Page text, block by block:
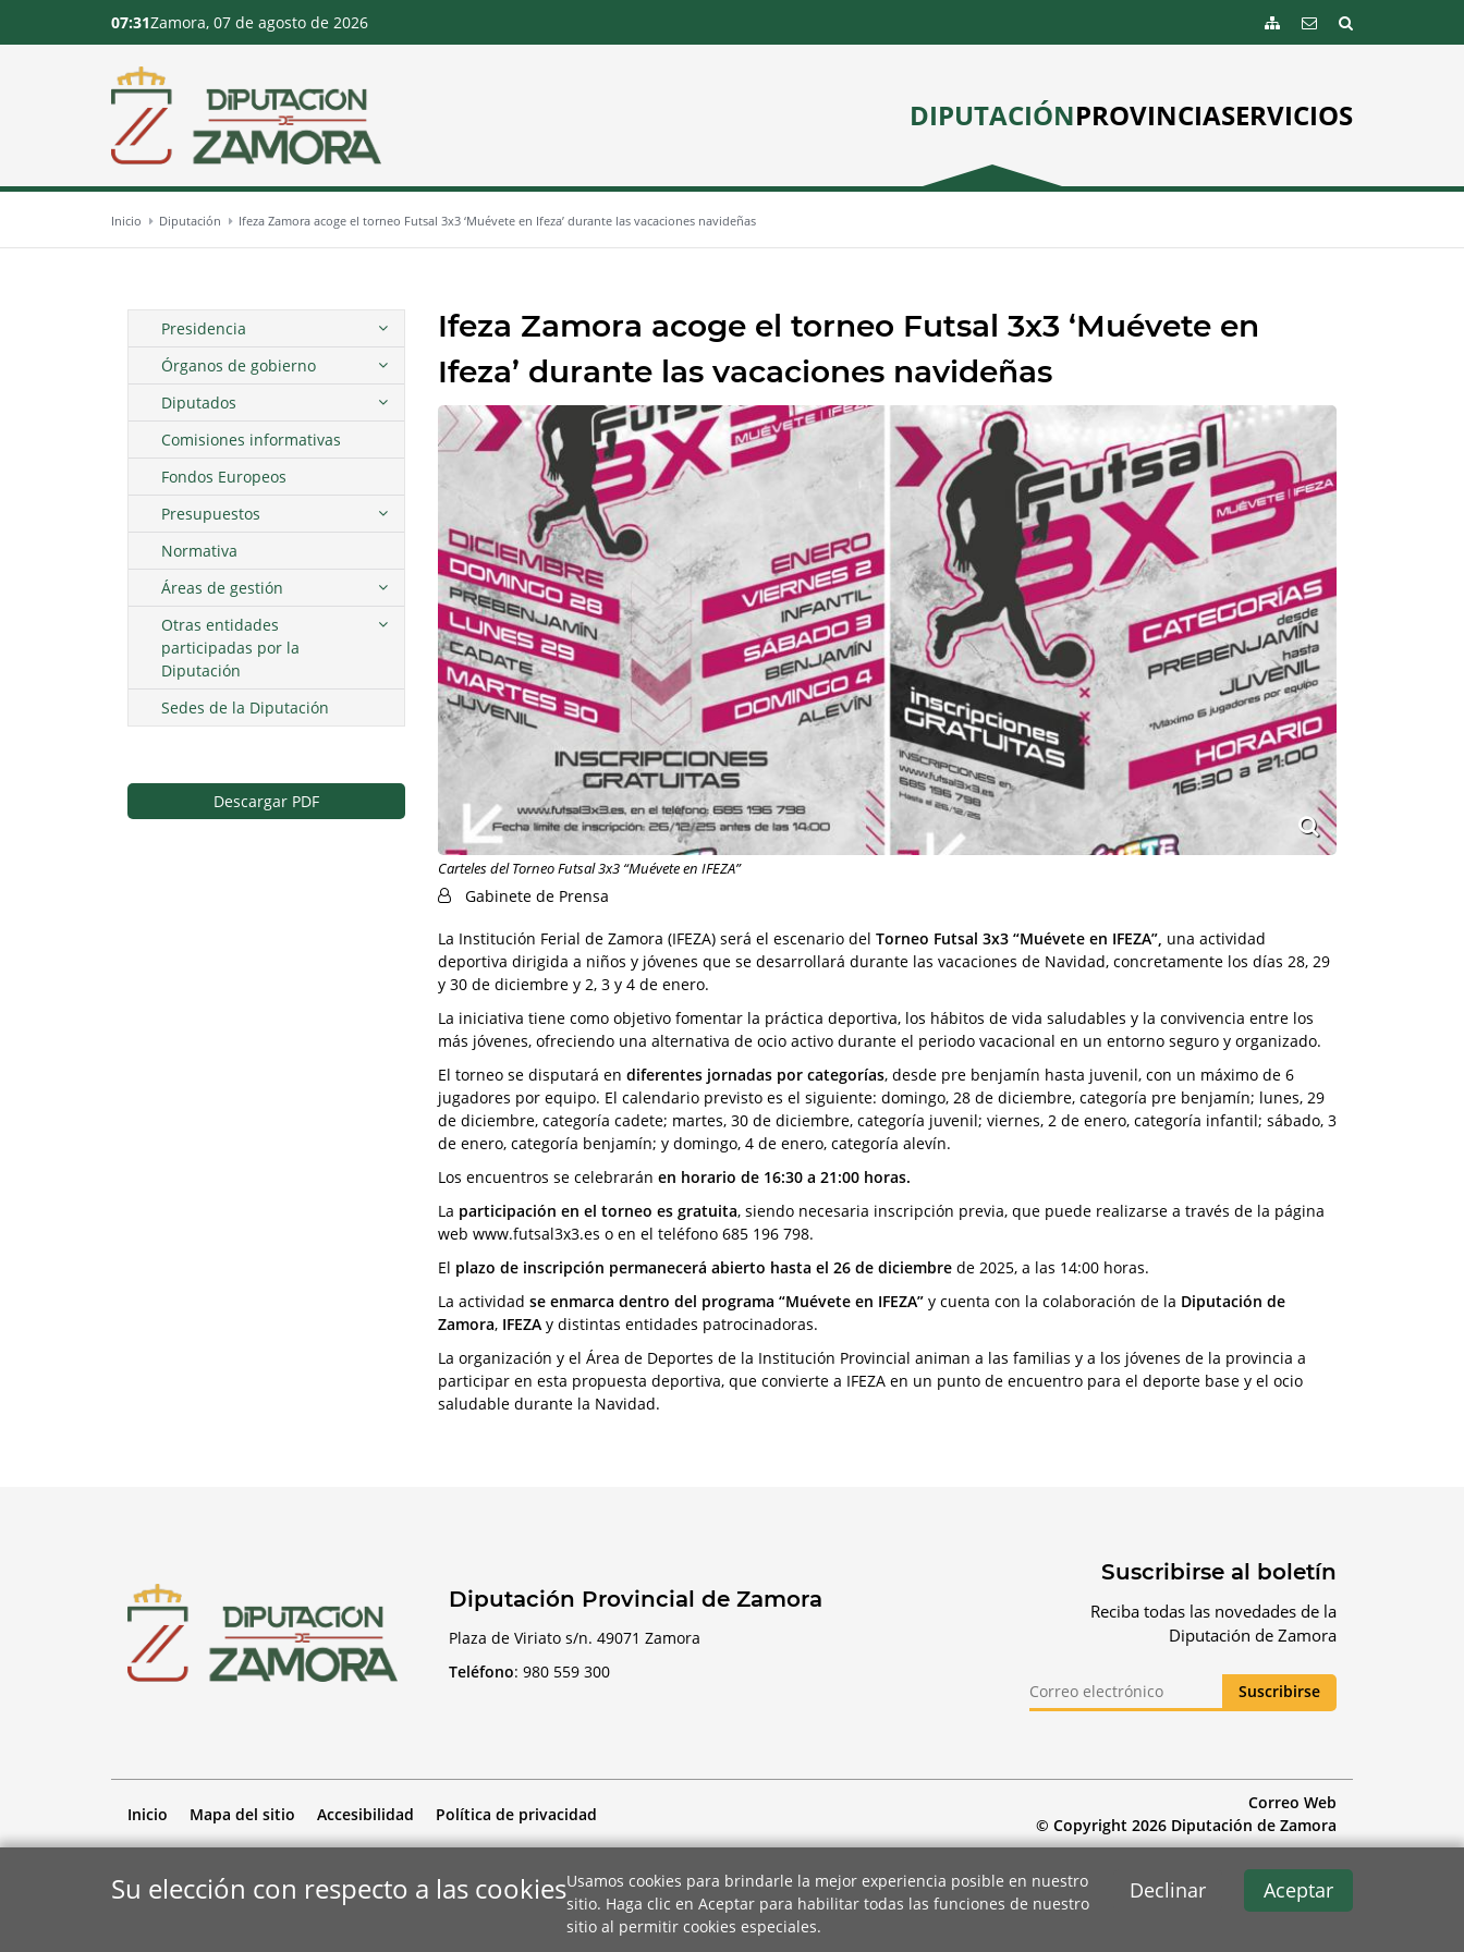
DIPUTACIÓNPROVINCIASERVICIOS
07:31Zamora, 07 de agosto de 2026
Inicio Diputación Ifeza Zamora acoge el torneo Futsal 3x3 ‘Muévete en Ifeza’ durante las vacaciones navideñas
Ifeza Zamora acoge el torneo Futsal 3x3 ‘Muévete en
Ifeza’ durante las vacaciones navideñas
Carteles del Torneo Futsal 3x3 “Muévete en IFEZA”
Gabinete de Prensa
La Institución Ferial de Zamora (IFEZA) será el escenario del Torneo Futsal 3x3 “Muévete en IFEZA”, una actividad
deportiva dirigida a niños y jóvenes que se desarrollará durante las vacaciones de Navidad, concretamente los días 28, 29
y 30 de diciembre y 2, 3 y 4 de enero.
La iniciativa tiene como objetivo fomentar la práctica deportiva, los hábitos de vida saludables y la convivencia entre los
más jóvenes, ofreciendo una alternativa de ocio activo durante el periodo vacacional en un entorno seguro y organizado.
El torneo se disputará en diferentes jornadas por categorías, desde pre benjamín hasta juvenil, con un máximo de 6
jugadores por equipo. El calendario previsto es el siguiente: domingo, 28 de diciembre, categoría pre benjamín; lunes, 29
de diciembre, categoría cadete; martes, 30 de diciembre, categoría juvenil; viernes, 2 de enero, categoría infantil; sábado, 3
de enero, categoría benjamín; y domingo, 4 de enero, categoría alevín.
Los encuentros se celebrarán en horario de 16:30 a 21:00 horas.
La participación en el torneo es gratuita, siendo necesaria inscripción previa, que puede realizarse a través de la página
web www.futsal3x3.es o en el teléfono 685 196 798.
El plazo de inscripción permanecerá abierto hasta el 26 de diciembre de 2025, a las 14:00 horas.
La actividad se enmarca dentro del programa “Muévete en IFEZA” y cuenta con la colaboración de la Diputación de
Zamora, IFEZA y distintas entidades patrocinadoras.
La organización y el Área de Deportes de la Institución Provincial animan a las familias y a los jóvenes de la provincia a
participar en esta propuesta deportiva, que convierte a IFEZA en un punto de encuentro para el deporte base y el ocio
saludable durante la Navidad.
Presidencia
Órganos de gobierno
Diputados
Comisiones informativas
Fondos Europeos
Presupuestos
Normativa
Áreas de gestión
Otras entidades
participadas por la
Diputación
Sedes de la Diputación
Descargar PDF
Diputación Provincial de Zamora
Plaza de Viriato s/n. 49071 Zamora
Teléfono: 980 559 300
Suscribirse al boletín
Reciba todas las novedades de la
Diputación de Zamora
Inicio Mapa del sitio Accesibilidad Política de privacidad
Correo Web
© Copyright 2026 Diputación de Zamora
Su elección con respecto a las cookies Declinar Aceptar
Usamos cookies para brindarle la mejor experiencia posible en nuestro
sitio. Haga clic en Aceptar para habilitar todas las funciones de nuestro
sitio al permitir cookies especiales.